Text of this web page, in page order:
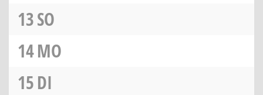
13SO
14MO
15DI